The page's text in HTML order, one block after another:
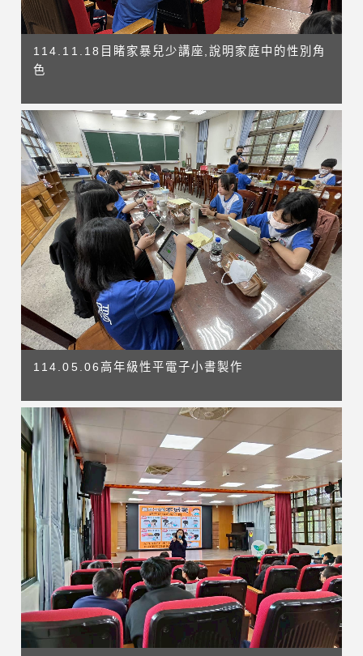
114.11.18目睹家暴兒少講座,說明家庭中的性別角
色
114.05.06高年級性平電子小書製作